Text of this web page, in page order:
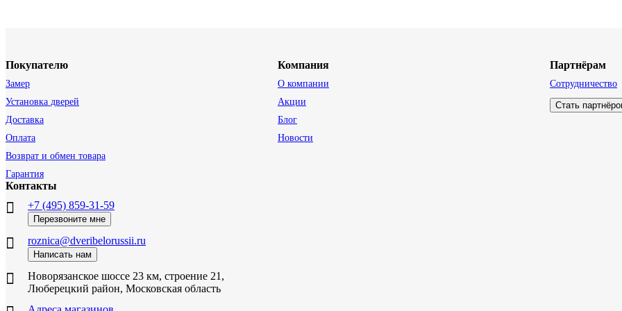
Покупателю
Замер
Установка дверей
Доставка
Оплата
Возврат и обмен товара
Гарантия
Компания
О компании
Акции
Блог
Новости
Партнёрам
Сотрудничество
Стать
Контакты
+7 (495) 859-31-59
Перезвоните мне
roznica@dveribelorussii.ru
Написать нам
Новорязанское шоссе 23 км, строение 21,
Люберецкий район, Московская область